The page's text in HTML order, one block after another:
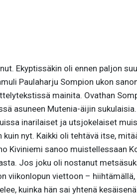
Ekyptissäkin oli ennen paljon
Paulaharju Sompion ukon
mainita. Ovathan
asuneen Mutenia-äijin
inarilaiset ja utsjokelaiset
nyt. Kaikki oli tehtävä itse,
Kiviniemi sanoo muistellessaan
Jos joku oli nostanut
viettoon – hiihtämällä,
kuinka hän sai yhtenä